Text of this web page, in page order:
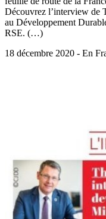
Découvrez l’interview de
au Développement
RSE. (…)
18 décembre 2020 - En